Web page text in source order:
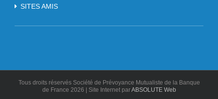
SITES AMIS
Tous droits réservés Société de Prévoyance Mutualiste de la Banque
de France 2026 | Site Internet parABSOLUTE Web